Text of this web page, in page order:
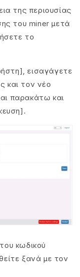
της περιουσίας
του miner μετά
το
εισαγάγετε
και τον νέο
παρακάτω και
κωδικού
ξανά με τον